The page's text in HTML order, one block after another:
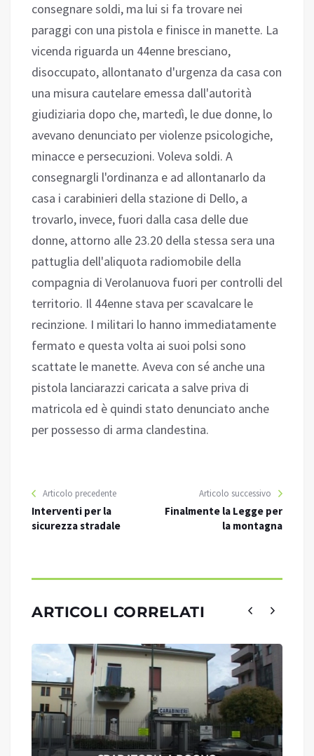
consegnare soldi, ma lui si fa trovare nei
paraggi con una pistola e finisce in manette. La
vicenda riguarda un 44enne bresciano,
disoccupato, allontanato d'urgenza da casa con
una misura cautelare emessa dall'autorità
giudiziaria dopo che, martedì, le due donne, lo
avevano denunciato per violenze psicologiche,
minacce e persecuzioni. Voleva soldi. A
consegnargli l'ordinanza e ad allontanarlo da
casa i carabinieri della stazione di Dello, a
trovarlo, invece, fuori dalla casa delle due
donne, attorno alle 23.20 della stessa sera una
pattuglia dell'aliquota radiomobile della
compagnia di Verolanuova fuori per controlli del
territorio. Il 44enne stava per scavalcare le
recinzione. I militari lo hanno immediatamente
fermato e questa volta ai suoi polsi sono
scattate le manette. Aveva con sé anche una
pistola lanciarazzi caricata a salve priva di
matricola ed è quindi stato denunciato anche
per possesso di arma clandestina.
Articolo precedente
Interventi per la
sicurezza stradale
Articolo successivo
Finalmente la Legge per
la montagna
ARTICOLI CORRELATI